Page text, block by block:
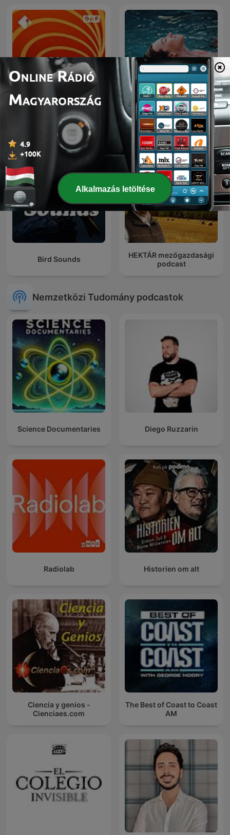
Ö1 Radiokolleg Relaxation
Bird Sounds
HEKTÁR mezőgazdasági
podcast
Nemzetközi Tudomány podcastok
Science Documentaries Diego Ruzzarin
Radiolab Historien om alt
Ciencia y genios -
Cienciaes.com
The Best of Coast to Coast
AM
Alkalmazás letöltése